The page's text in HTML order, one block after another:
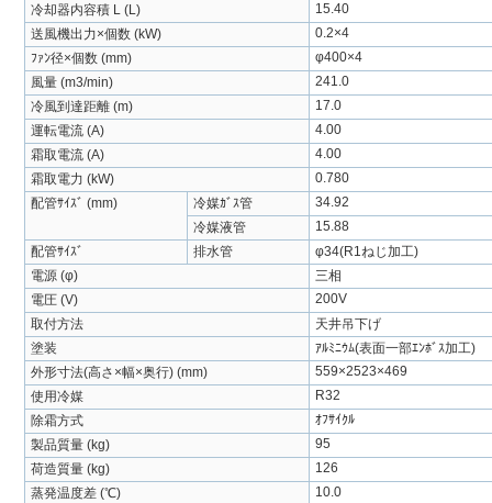
冷却器内容積 L (L)
15.40
送風機出力×個数 (kW)
0.2×4
ﾌｧﾝ径×個数 (mm)
φ400×4
風量 (m3/min)
241.0
冷風到達距離 (m)
17.0
運転電流 (A)
4.00
霜取電流 (A)
4.00
霜取電力 (kW)
0.780
配管ｻｲｽﾞ (mm)
冷媒ｶﾞｽ管
34.92
冷媒液管
15.88
配管ｻｲｽﾞ
排水管
φ34(R1ねじ加工)
電源 (φ)
三相
電圧 (V)
200V
取付方法
天井吊下げ
塗装
ｱﾙﾐﾆｳﾑ(表面一部ｴﾝﾎﾞｽ加工)
外形寸法(高さ×幅×奥行) (mm)
559×2523×469
使用冷媒
R32
除霜方式
ｵﾌｻｲｸﾙ
製品質量 (kg)
95
荷造質量 (kg)
126
蒸発温度差 (℃)
10.0